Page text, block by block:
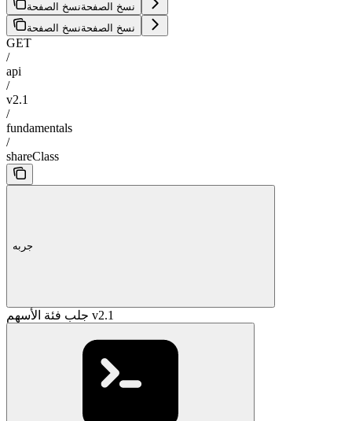
نسخ الصفحةنسخ الصفحة
نسخ الصفحةنسخ الصفحة
GET
/
api
/
v2.1
/
fundamentals
/
shareClass
جربه
جلب فئة الأسهم v2.1